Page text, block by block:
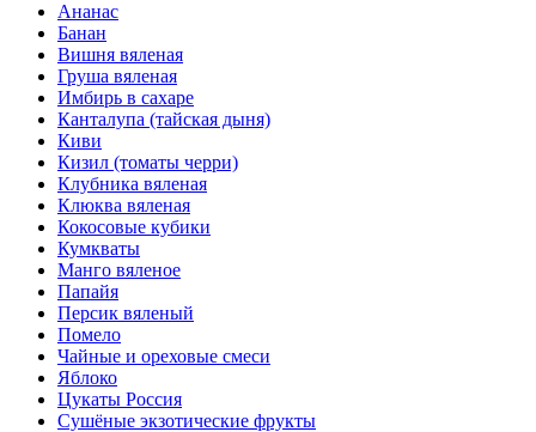
Ананас
Банан
Вишня вяленая
Груша вяленая
Имбирь в сахаре
Канталупа (тайская дыня)
Киви
Кизил (томаты черри)
Клубника вяленая
Клюква вяленая
Кокосовые кубики
Кумкваты
Манго вяленое
Папайя
Персик вяленый
Помело
Чайные и ореховые смеси
Яблоко
Цукаты Россия
Сушёные экзотические фрукты